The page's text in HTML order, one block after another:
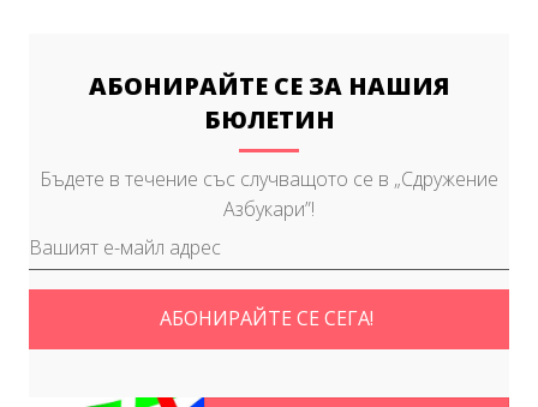
АБОНИРАЙТЕ СЕ ЗА НАШИЯ
БЮЛЕТИН
Бъдете в течение със случващото се в „Сдружение
Азбукари”!
АБОНИРАЙТЕ СЕ СЕГА!